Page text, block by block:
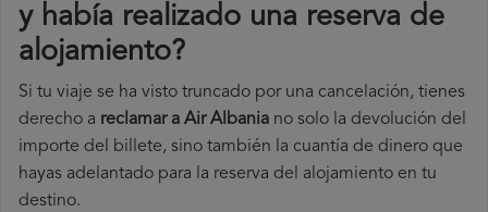
y había realizado una reserva de
alojamiento?
Si tu viaje se ha visto truncado por una cancelación, tienes
derecho a reclamar a Air Albania no solo la devolución del
importe del billete, sino también la cuantía de dinero que
hayas adelantado para la reserva del alojamiento en tu
destino.